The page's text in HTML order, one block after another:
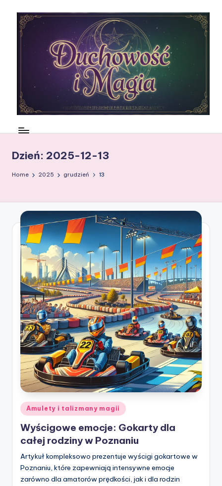
content
m
a
w
si
ę
Dzień: 2025-12-13
Home 2025 grudzień 13
Posted
Amulety i talizmany magii
Wyścigowe emocje: Gokarty dla
całej rodziny w Poznaniu
Artykuł kompleksowo prezentuje wyścigi gokartowe w
Poznaniu, które zapewniają intensywne emocje
zarówno dla amatorów prędkości, jak i dla rodzin